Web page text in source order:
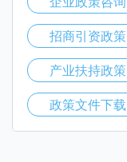
招商引资政策
产业扶持政策
政策文件下载